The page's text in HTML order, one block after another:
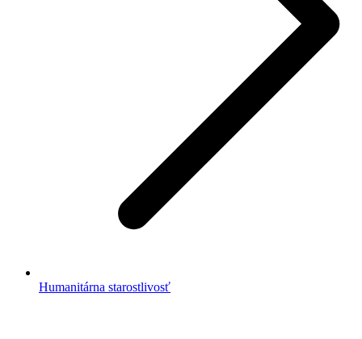
Humanitárna starostlivosť